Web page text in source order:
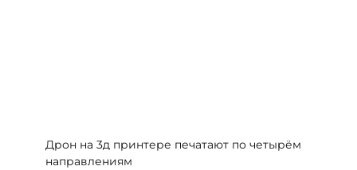
Дрон на 3д принтере печатают по четырём
направлениям